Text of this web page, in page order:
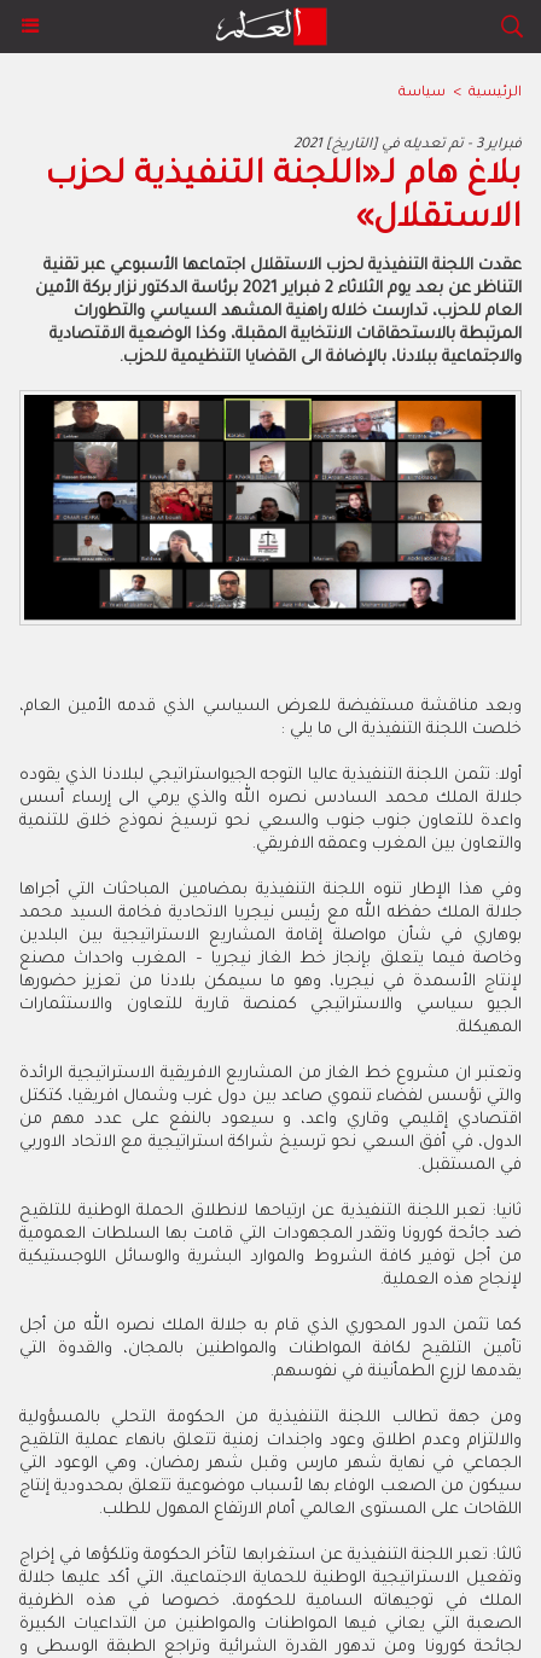
الرئيسية > سياسة
2021 فبراير 3 - تم تعديله في [التاريخ]
بلاغ هام لـ«اللجنة التنفيذية لحزب
الاستقلال»
عقدت اللجنة التنفيذية لحزب الاستقلال اجتماعها الأسبوعي عبر تقنية
التناظر عن بعد يوم الثلاثاء 2 فبراير 2021 برئاسة الدكتور نزار بركة الأمين
العام للحزب، تدارست خلاله راهنية المشهد السياسي والتطورات
المرتبطة بالاستحقاقات الانتخابية المقبلة، وكذا الوضعية الاقتصادية
والاجتماعية ببلادنا، بالإضافة الى القضايا التنظيمية للحزب.
وبعد مناقشة مستفيضة للعرض السياسي الذي قدمه الأمين العام،
خلصت اللجنة التنفيذية الى ما يلي :
أولا: تثمن اللجنة التنفيذية عاليا التوجه الجيواستراتيجي لبلادنا الذي يقوده
جلالة الملك محمد السادس نصره الله والذي يرمي الى إرساء أسس
واعدة للتعاون جنوب جنوب والسعي نحو ترسيخ نموذج خلاق للتنمية
والتعاون بين المغرب وعمقه الافريقي.
وفي هذا الإطار تنوه اللجنة التنفيذية بمضامين المباحثات التي أجراها
جلالة الملك حفظه الله مع رئيس نيجريا الاتحادية فخامة السيد محمد
بوهاري في شأن مواصلة إقامة المشاريع الاستراتيجية بين البلدين
وخاصة فيما يتعلق بإنجاز خط الغاز نيجريا – المغرب واحداث مصنع
لإنتاج الأسمدة في نيجريا، وهو ما سيمكن بلادنا من تعزيز حضورها
الجيو سياسي والاستراتيجي كمنصة قارية للتعاون والاستثمارات
المهيكلة.
وتعتبر ان مشروع خط الغاز من المشاريع الافريقية الاستراتيجية الرائدة
والتي تؤسس لفضاء تنموي صاعد بين دول غرب وشمال افريقيا، كتكتل
اقتصادي إقليمي وقاري واعد، و سيعود بالنفع على عدد مهم من
الدول، في أفق السعي نحو ترسيخ شراكة استراتيجية مع الاتحاد الاوربي
في المستقبل.
ثانيا: تعبر اللجنة التنفيذية عن ارتياحها لانطلاق الحملة الوطنية للتلقيح
ضد جائحة كورونا وتقدر المجهودات التي قامت بها السلطات العمومية
من أجل توفير كافة الشروط والموارد البشرية والوسائل اللوجستيكية
لإنجاح هذه العملية.
كما تثمن الدور المحوري الذي قام به جلالة الملك نصره الله من أجل
تأمين التلقيح لكافة المواطنات والمواطنين بالمجان، والقدوة التي
يقدمها لزرع الطمأنينة في نفوسهم.
ومن جهة تطالب اللجنة التنفيذية من الحكومة التحلي بالمسؤولية
والالتزام وعدم اطلاق وعود واجندات زمنية تتعلق بانهاء عملية التلقيح
الجماعي في نهاية شهر مارس وقبل شهر رمضان، وهي الوعود التي
سيكون من الصعب الوفاء بها لأسباب موضوعية تتعلق بمحدودية إنتاج
اللقاحات على المستوى العالمي أمام الارتفاع المهول للطلب.
ثالثا: تعبر اللجنة التنفيذية عن استغرابها لتأخر الحكومة وتلكؤها في إخراج
وتفعيل الاستراتيجية الوطنية للحماية الاجتماعية، التي أكد عليها جلالة
الملك في توجيهاته السامية للحكومة، خصوصا في هذه الظرفية
الصعبة التي يعاني فيها المواطنات والمواطنين من التداعيات الكبيرة
لجائحة كورونا ومن تدهور القدرة الشرائية وتراجع الطبقة الوسطى و